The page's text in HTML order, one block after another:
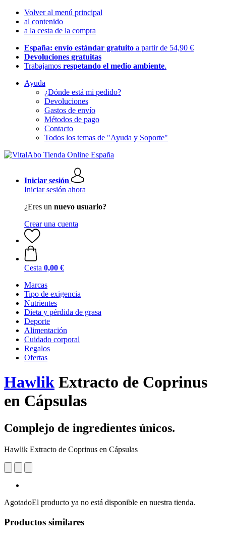
Volver al menú principal
al contenido
a la cesta de la compra
España: envío estándar gratuito a partir de 54,90 €
Devoluciones gratuitas
Trabajamos respetando el medio ambiente.
Ayuda
¿Dónde está mi pedido?
Devoluciones
Gastos de envío
Métodos de pago
Contacto
Todos los temas de "Ayuda y Soporte"
Iniciar sesión
Iniciar sesión ahora
¿Eres un nuevo usuario?
Crear una cuenta
Cesta 0,00 €
Marcas
Tipo de exigencia
Nutrientes
Dieta y pérdida de grasa
Deporte
Alimentación
Cuidado corporal
Regalos
Ofertas
Hawlik Extracto de Coprinus
en Cápsulas
Complejo de ingredientes únicos.
Hawlik Extracto de Coprinus en Cápsulas
AgotadoEl producto ya no está disponible en nuestra tienda.
Productos similares